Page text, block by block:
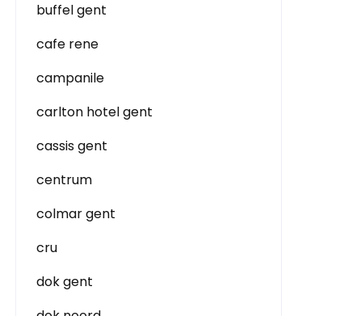
buffel gent
cafe rene
campanile
carlton hotel gent
cassis gent
centrum
colmar gent
cru
dok gent